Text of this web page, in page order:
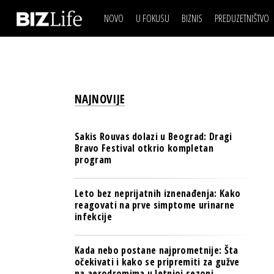
NOVO U FOKUSU BIZNIS
BANKE
TECH I AI
BIZNIS & SPORT
PULS REGIONA
NOVO NA RAFU
PREDUZETNIŠTVO
IZJAVA DANABIZNIS SCENA
BREND I
OSIGURANJE
TECH I AI
PULS REGIONA
NAJNOVIJE
Sakis Rouvas dolazi u Beograd: Dragi
Bravo Festival otkrio kompletan
program
Leto bez neprijatnih iznenađenja: Kako
reagovati na prve simptome urinarne
infekcije
Kada nebo postane najprometnije: Šta
očekivati i kako se pripremiti za gužve